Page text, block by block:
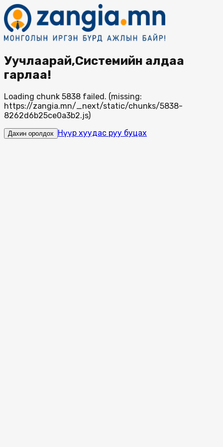
Уучлаарай,Системийн алдаа
гарлаа!
Loading chunk 5838 failed. (missing:
https://zangia.mn/_next/static/chunks/5838-
8262d6b25ce0a3b2.js)
Дахин оролдох Нүүр хуудас руу буцах